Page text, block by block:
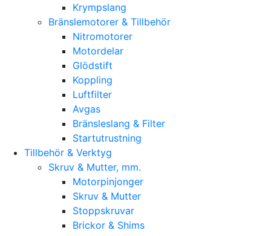
Krympslang
Bränslemotorer & Tillbehör
Nitromotorer
Motordelar
Glödstift
Koppling
Luftfilter
Avgas
Bränsleslang & Filter
Startutrustning
Tillbehör & Verktyg
Skruv & Mutter, mm.
Motorpinjonger
Skruv & Mutter
Stoppskruvar
Brickor & Shims